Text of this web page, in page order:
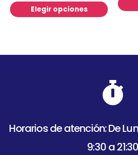
Elegir opciones
Horarios de atención: De
9:30 a 21:30